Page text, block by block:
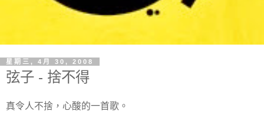
星期三, 4月 30, 2008
弦子 - 捨不得
真令人不捨，心酸的一首歌。